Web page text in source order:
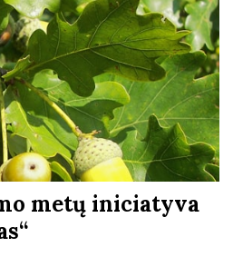
metų iniciatyva